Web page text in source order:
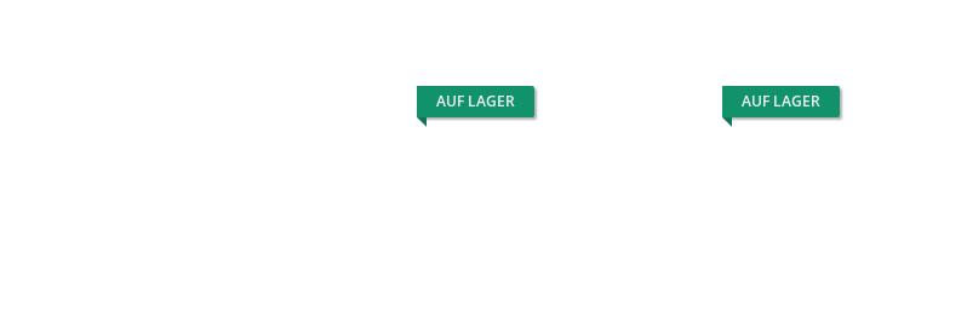
AUF LAGER AUF LAGER